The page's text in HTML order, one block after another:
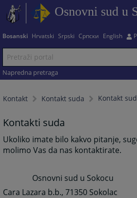
Osnovni sud u
Bosanski Hrvatski Srpski Српски English
Napredna pretraga
Kontakt Kontakt suda Kontakt
Kontakti suda
Ukoliko imate bilo kakvo pitanje,
molimo Vas da nas kontaktirate.
Osnovni sud u Sokocu
Cara Lazara b.b., 71350 Sokolac